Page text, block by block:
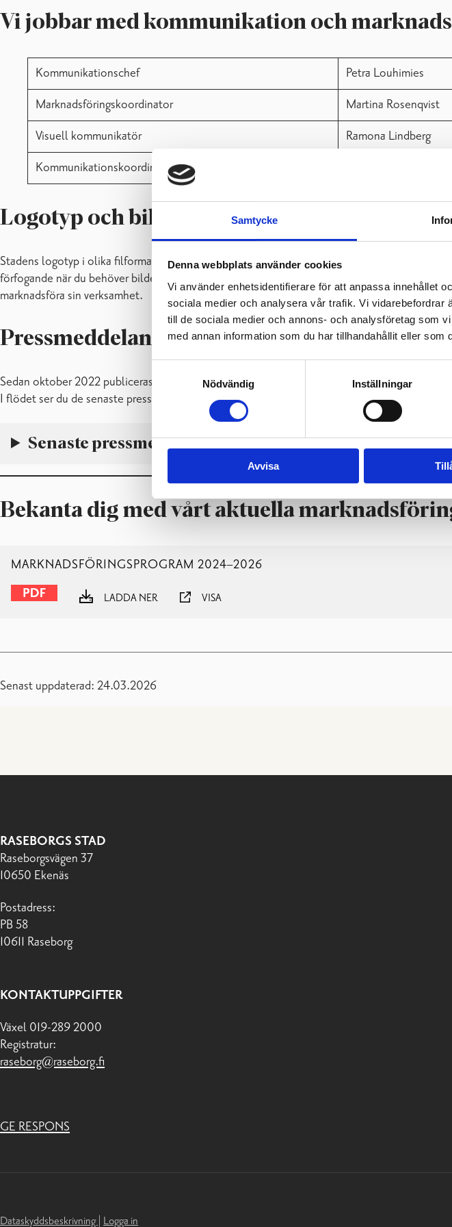
Samtycke
Denna webbplats använder cookies
Vi använder enhetsidentifierare för att anpassa innehållet
sociala medier och analysera vår trafik. Vi vidarebefordrar
till de sociala medier och annons- och analysföretag som
med annan information som du har tillhandahållit eller
Nödvändig
Inställningar
Avvisa
Vi jobbar med kommunikation och
Kommunikationschef Petra Louhimies
Marknadsföringskoordinator Martina Rosenqvist
Visuell kommunikatör Ramona Lindberg
Kommunikationskoordinator
Logotyp och bildmaterial i mediabanken
Stadens logotyp i olika filformat, grafiska manual, bildmaterial m.m. hittar du i vår
förfogande när du behöver bilder till
marknadsföra sin verksamhet.
Pressmeddelanden i ePressi
Sedan oktober 2022 publiceras stadens pressmeddelanden i den elektroniskamediatjänsten
I flödet ser du de senaste pressmeddelandena publicerade i tjänsten på svenska och finska.
Senaste pressmeddelanden från pressrummet
Bekanta dig med vårt aktuella
MARKNADSFÖRINGSPROGRAM 2024–2026
LADDA NER VISA
Senast uppdaterad: 24.03.2026
RASEBORGS STAD
Raseborgsvägen 37
10650 Ekenäs
Postadress:
PB 58
10611 Raseborg
KONTAKTUPPGIFTER
Växel 019-289 2000
Registratur:
raseborg@raseborg.fi
GE RESPONS
Dataskyddsbeskrivning Logga in